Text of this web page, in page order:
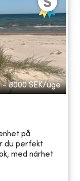
- 8000 SEK/uge
på
du perfekt
med närhet